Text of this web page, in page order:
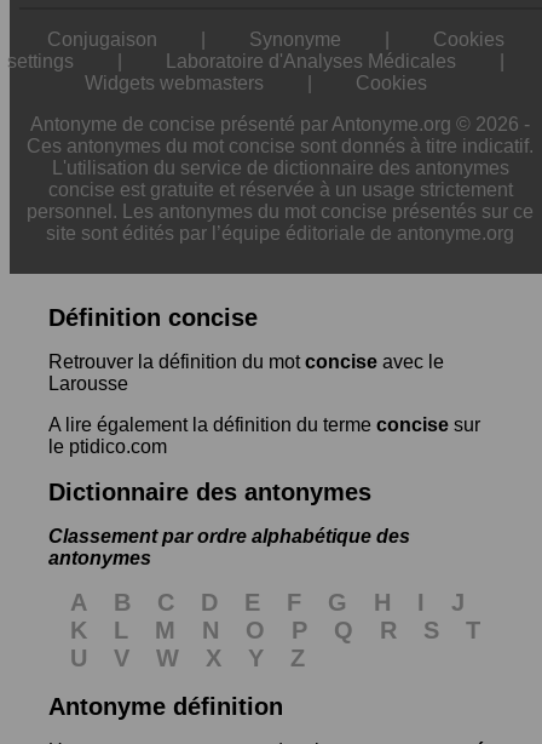
Conjugaison Synonyme
Cookies
settings
Laboratoire d'Analyses Médicales
Widgets webmasters
Cookies
Antonyme de concise présenté par Antonyme.org © 2026 -
Ces antonymes du mot concise sont donnés à titre indicatif.
L'utilisation du service de dictionnaire des antonymes
concise est gratuite et réservée à un usage strictement
personnel. Les antonymes du mot concise présentés sur ce
site sont édités par l’équipe éditoriale de antonyme.org
Définition concise
Retrouver la définition du motconcise avec le
Larousse
A lire également la définition du terme concise sur
le ptidico.com
Dictionnaire des antonymes
Classement par ordre alphabétique des
antonymes
A B C D E F G H I
J
K
L M N O P Q R S
T
U
V W X Y
Z
Antonyme définition